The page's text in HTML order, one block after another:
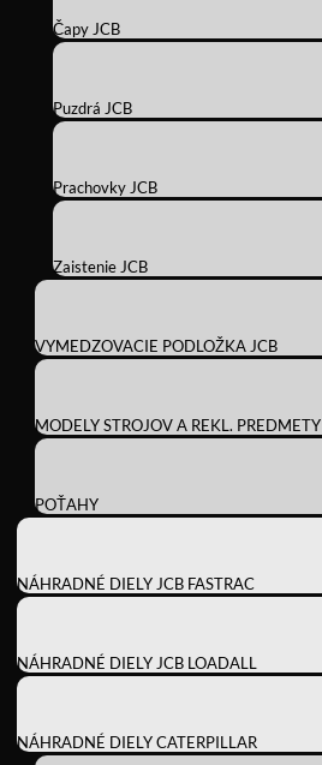
Čapy JCB
Puzdrá JCB
Prachovky JCB
Zaistenie JCB
VYMEDZOVACIE PODLOŽKA JCB
MODELY STROJOV A REKL. PREDMETY
POŤAHY
NÁHRADNÉ DIELY JCB FASTRAC
NÁHRADNÉ DIELY JCB LOADALL
NÁHRADNÉ DIELY CATERPILLAR